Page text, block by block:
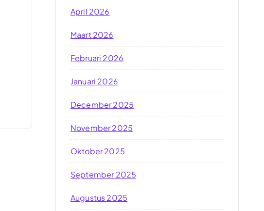
April 2026
Maart 2026
Februari 2026
Januari 2026
December 2025
November 2025
Oktober 2025
September 2025
Augustus 2025